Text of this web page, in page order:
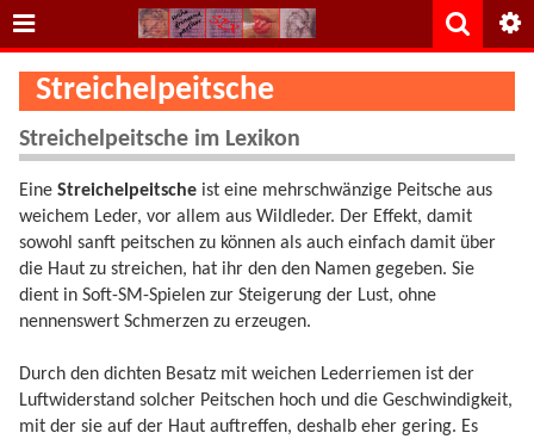
Streichelpeitsche
Streichelpeitsche im Lexikon
Eine Streichelpeitsche ist eine mehrschwänzige Peitsche aus
weichem Leder, vor allem aus Wildleder. Der Effekt, damit
sowohl sanft peitschen zu können als auch einfach damit über
die Haut zu streichen, hat ihr den den Namen gegeben. Sie
dient in Soft-SM-Spielen zur Steigerung der Lust, ohne
nennenswert Schmerzen zu erzeugen.
Durch den dichten Besatz mit weichen Lederriemen ist der
Luftwiderstand solcher Peitschen hoch und die Geschwindigkeit,
mit der sie auf der Haut auftreffen, deshalb eher gering. Es